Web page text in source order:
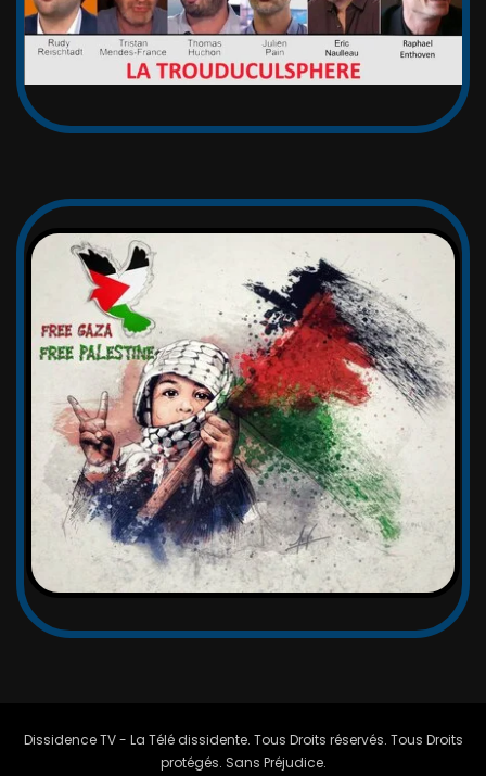
Dissidence TV - La Télé dissidente. Tous Droits réservés. Tous Droits
protégés. Sans Préjudice.